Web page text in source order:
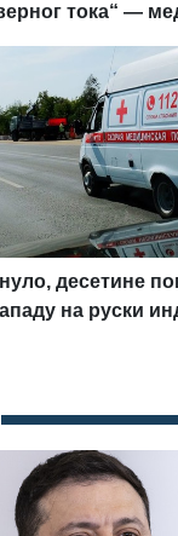
тока“ —
десетине
на руски